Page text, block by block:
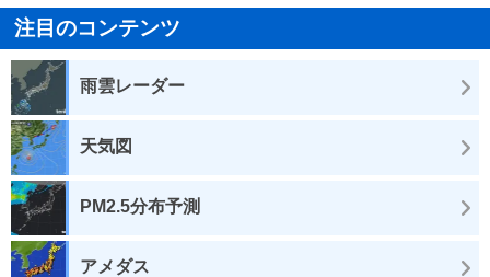
注目のコンテンツ
雨雲レーダー
天気図
PM2.5分布予測
アメダス